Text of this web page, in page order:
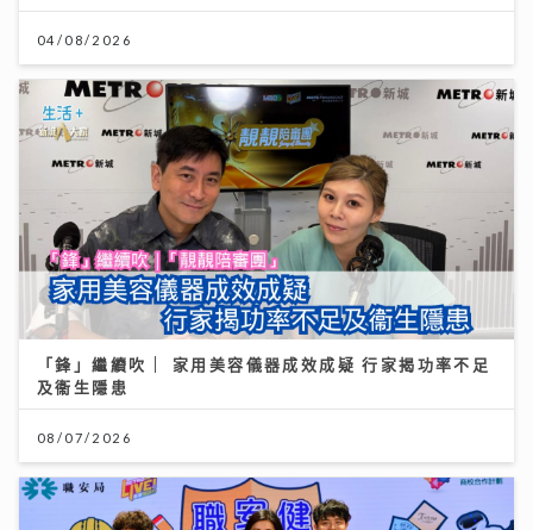
04/08/2026
「鋒」繼續吹 | 家用美容儀器成效成疑 行家揭功率不足
及衞生隱患
08/07/2026